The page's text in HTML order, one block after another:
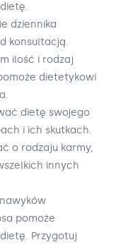
dziennika
konsultacją.
ilość i rodzaj
dietetykowi
dietę swojego
i ich skutkach.
o rodzaju karmy,
innych
pomoże
Przygotuj